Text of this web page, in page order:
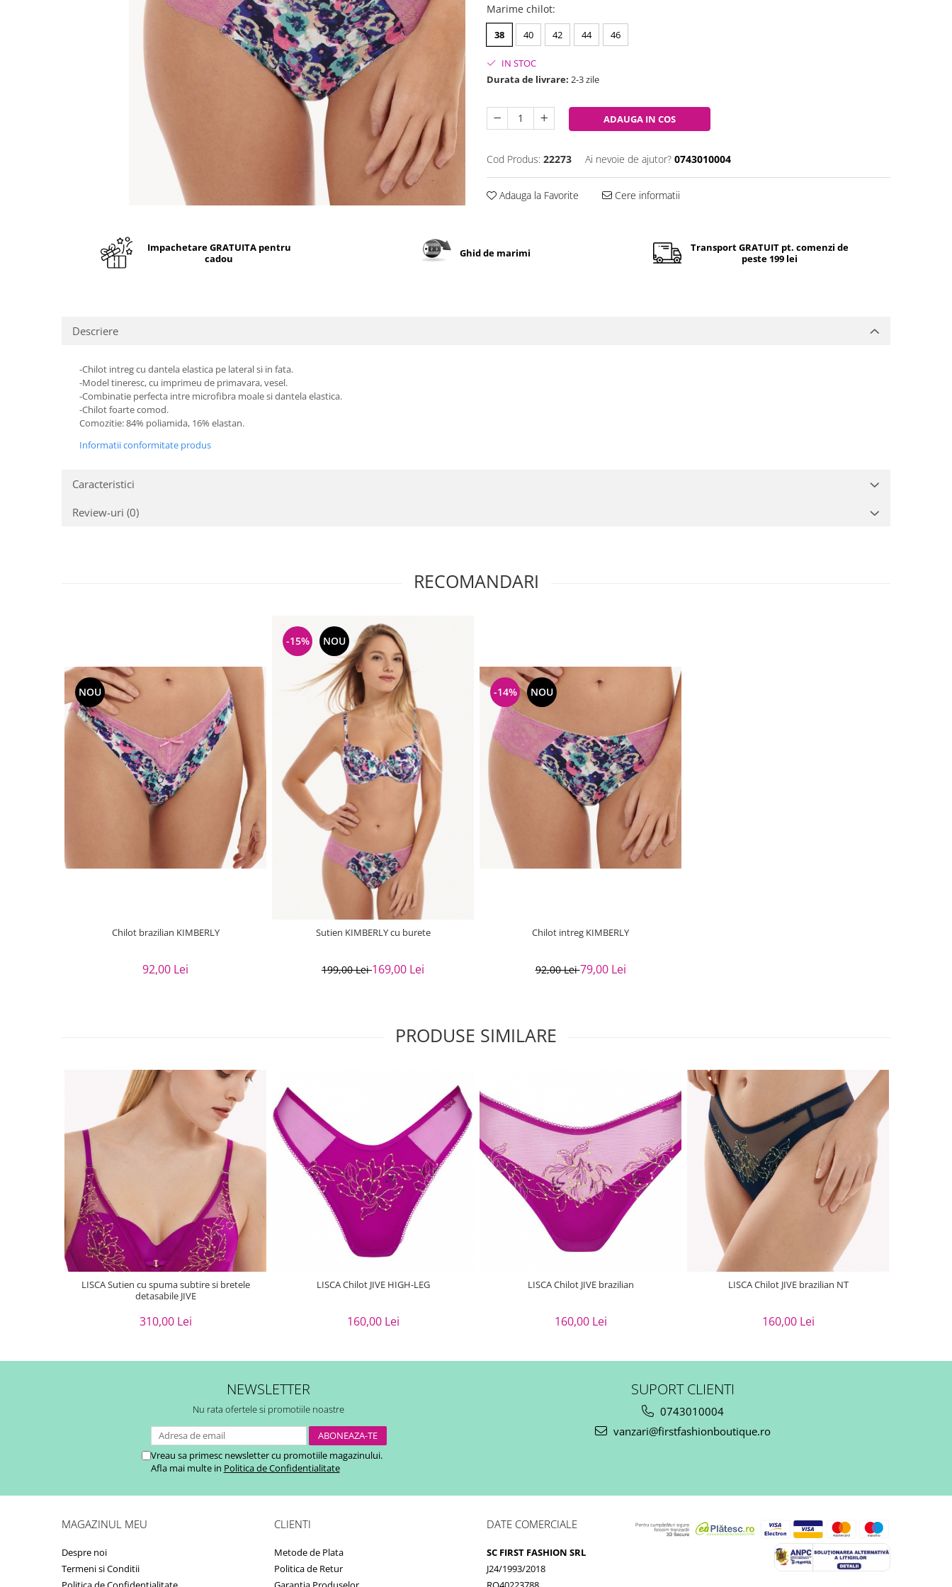
Marime chilot:
38 40 42 44 46
IN STOC
Durata de livrare: 2-3 zile
ADAUGA IN COS
Cod Produs: 22273 Ai nevoie de ajutor? 0743010004
Adauga la Favorite Cere informatii
Impachetare GRATUITA pentru
cadou
Ghid de marimi
Transport GRATUIT pt. comenzi de
peste 199 lei
Descriere
-Chilot intreg cu dantela elastica pe lateral si in fata.
-Model tineresc, cu imprimeu de primavara, vesel.
-Combinatie perfecta intre microfibra moale si dantela elastica.
-Chilot foarte comod.
Comozitie: 84% poliamida, 16% elastan.
Informatii conformitate produs
Caracteristici
Review-uri (0)
RECOMANDARI
NOU
Chilot brazilian KIMBERLY
92,00 Lei
-15% NOU
Sutien KIMBERLY cu burete
199,00 Lei169,00 Lei
-14% NOU
Chilot intreg KIMBERLY
92,00 Lei79,00 Lei
PRODUSE SIMILARE
LISCA Sutien cu spuma subtire si bretele
detasabile JIVE
310,00 Lei
LISCA Chilot JIVE HIGH-LEG
160,00 Lei
LISCA Chilot JIVE brazilian
160,00 Lei
LISCA Chilot JIVE brazilian NT
160,00 Lei
NEWSLETTER
Nu rata ofertele si promotiile noastre
Vreau sa primesc newsletter cu promotiile magazinului.
Afla mai multe in Politica de Confidentialitate
SUPORT CLIENTI
0743010004
vanzari@firstfashionboutique.ro
MAGAZINUL MEU
Despre noi
Termeni si Conditii
CLIENTI
Metode de Plata
Politica de Retur
DATE COMERCIALE
SC FIRST FASHION SRL
J24/1993/2018